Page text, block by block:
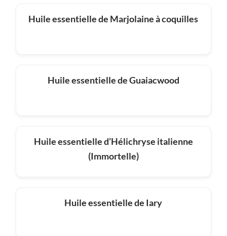
Huile essentielle de Marjolaine à coquilles
Huile essentielle de Guaiacwood
Huile essentielle d’Hélichryse italienne
(Immortelle)
Huile essentielle de Iary